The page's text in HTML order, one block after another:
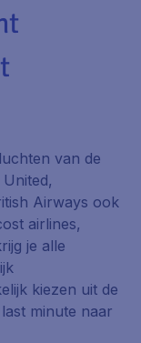
van de
Airways ook
airlines,
je alle
kiezen uit de
minute naar